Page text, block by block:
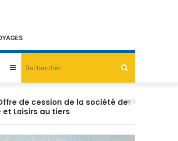
Sidebar
(barre
latérale)
de cession de la société de
et Loisirs au tiers